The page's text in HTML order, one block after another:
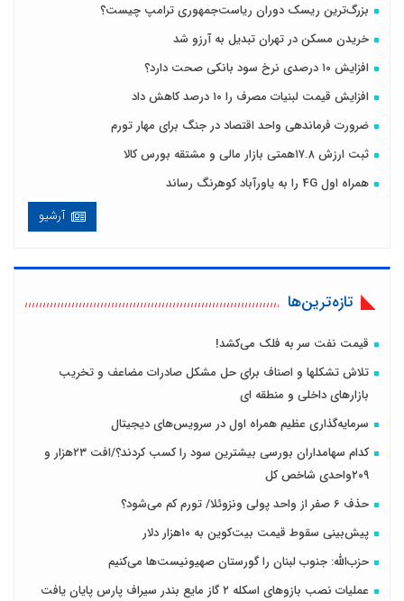
بزرگ‌ترین ریسک دوران ریاست‌جمهوری ترامپ چیست؟
خریدن مسکن در تهران تبدیل به آرزو شد
افزایش ۱۰ درصدی نرخ سود بانکی صحت دارد؟
افزایش قیمت لبنیات مصرف را ۱۰ درصد کاهش داد
ضرورت فرماندهی واحد اقتصاد در جنگ برای مهار تورم
ثبت ارزش ۱۷.۸همتی بازار مالی و مشتقه بورس کالا
همراه اول 4G را به یاورآباد کوهرنگ رساند
آرشیو
تازه‌ترین‌ها
قیمت نفت سر به فلک می‌کشد!
تلاش تشكلها و اصناف برای حل مشكل صادرات مضاعف و تخریب
بازارهای داخلی و منطقه ای
سرمایه‌گذاری عظیم همراه اول در سرویس‌های دیجیتال
کدام سهامداران بورسی بیشترین سود را کسب کردند؟/افت ۲۳هزار و
۲۰۹واحدی شاخص کل
حذف 6 صفر از واحد پولی ونزوئلا/ تورم کم می‌شود؟
پیش‌بینی سقوط قیمت بیت‌کوین به ۱۰هزار دلار
حزب‌الله: جنوب لبنان را گورستان صهیونیست‌ها می‌کنیم
عملیات نصب بازوهای اسکله ۲ گاز مایع بندر سیراف پارس پایان یافت